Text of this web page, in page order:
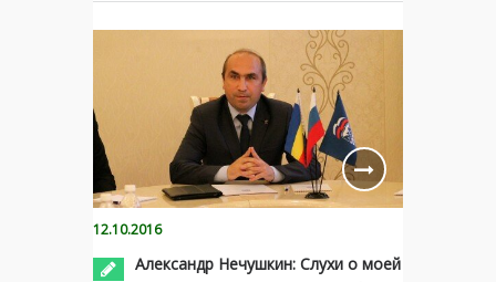
12.10.2016
Александр Нечушкин: Слухи о моей